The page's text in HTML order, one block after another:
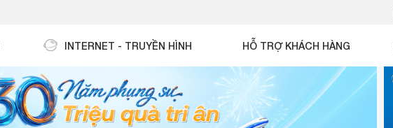
INTERNET - TRUYỀN HÌNH HỖ TRỢ KHÁCH HÀNG